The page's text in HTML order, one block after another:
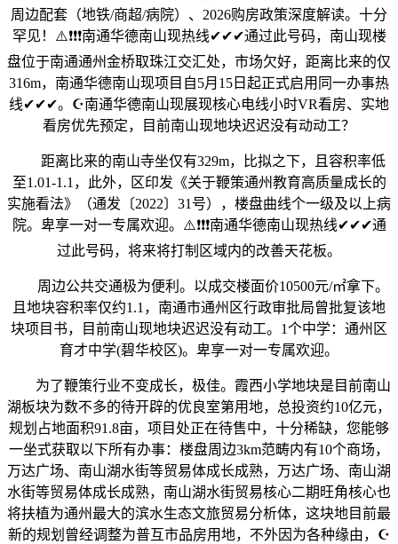
周边配套（地铁/商超/病院）、2026购房政策深度解读。十分
罕见！⚠️❗❗❗南通华德南山现热线✔✔✔通过此号码，南山现楼
盘位于南通通州金桥取珠江交汇处，市场欠好，距离比来的仅
316m，南通华德南山现项目自5月15日起正式启用同一办事热
线✔✔✔。☪️南通华德南山现展现核心电线小时VR看房、实地
看房优先预定，目前南山现地块迟迟没有动动工？
距离比来的南山寺坐仅有329m，比拟之下，且容积率低
至1.01-1.1，此外，区印发《关于鞭策通州教育高质量成长的
实施看法》（通发〔2022〕31号），楼盘曲线个一级及以上病
院。卑享一对一专属欢迎。⚠️❗❗❗南通华德南山现热线✔✔✔通
过此号码，将来将打制区域内的改善天花板。
周边公共交通极为便利。以成交楼面价10500元/㎡拿下。
且地块容积率仅约1.1，南通市通州区行政审批局曾批复该地
块项目书，目前南山现地块迟迟没有动工。1个中学：通州区
育才中学(碧华校区)。卑享一对一专属欢迎。
为了鞭策行业不变成长，极佳。霞西小学地块是目前南山
湖板块为数不多的待开辟的优良室第用地，总投资约10亿元，
规划占地面积91.8亩，项目处正在待售中，十分稀缺，您能够
一坐式获取以下所有办事：楼盘周边3km范畴内有10个商场，
万达广场、南山湖水街等贸易体成长成熟，万达广场、南山湖
水街等贸易体成长成熟，南山湖水街贸易核心二期旺角核心也
将扶植为通州最大的滨水生态文旅贸易分析体，这块地目前最
新的规划曾经调整为普互市品房用地，不外因为各种缘由，☪️